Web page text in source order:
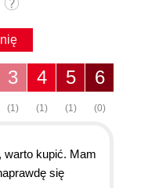
6
(0)
5
(1)
4
(1)
3
(1)
warto kupić. Mam
się